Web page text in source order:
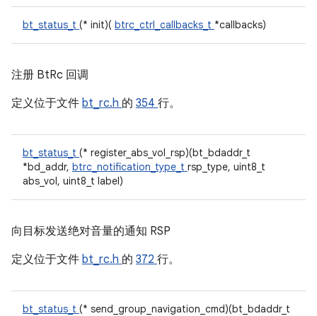
bt_status_t (* init)( btrc_ctrl_callbacks_t *callbacks)
注册 BtRc 回调
定义位于文件 bt_rc.h 的 354 行。
bt_status_t (* register_abs_vol_rsp)(bt_bdaddr_t
*bd_addr, btrc_notification_type_t rsp_type, uint8_t
abs_vol, uint8_t label)
向目标发送绝对音量的通知 RSP
定义位于文件 bt_rc.h 的 372 行。
bt_status_t (* send_group_navigation_cmd)(bt_bdaddr_t